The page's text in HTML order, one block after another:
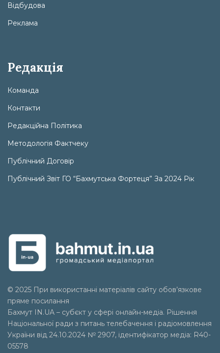
Відбудова
Реклама
Редакція
Команда
Контакти
Редакційна Політика
Методологія Фактчеку
Публічний Договір
Публічний Звіт ГО “Бахмутська Фортеця” За 2024 Рік
© 2025 При використанні матеріалів сайту обов’язкове
пряме посилання
Бахмут IN.UA – субєкт у сфері онлайн-медіа. Рішення
Національної ради з питань телебачення і радіомовлення
України від 24.10.2024 № 2907, ідентифікатор медіа: R40-
05578